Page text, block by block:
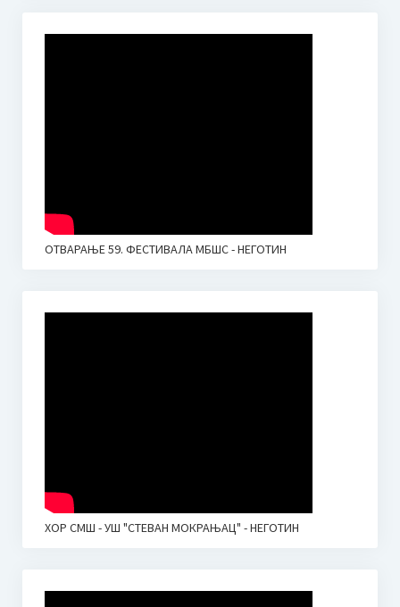
ОТВАРАЊЕ 59. ФЕСТИВАЛА МБШС - НЕГОТИН
ХОР СМШ - УШ "СТЕВАН МОКРАЊАЦ" - НЕГОТИН